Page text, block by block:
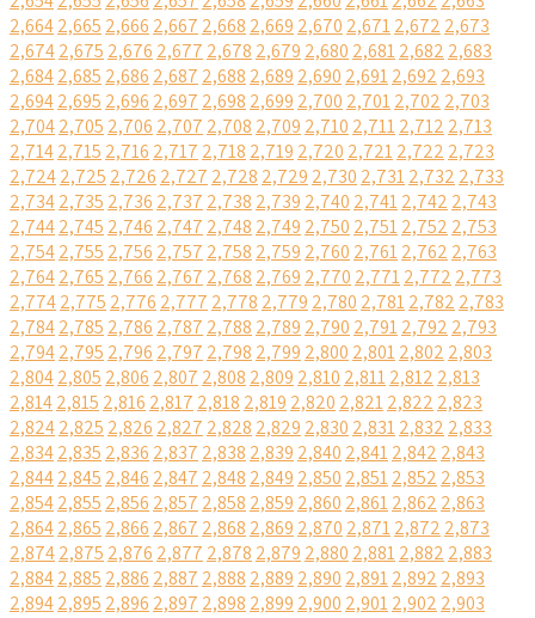
2,6642,665 2,666 2,667 2,668 2,669 2,670 2,6712,672 2,673
2,6742,675 2,676 2,677 2,678 2,679 2,680 2,6812,682 2,683
2,6842,685 2,686 2,687 2,688 2,689 2,690 2,6912,692 2,693
2,6942,695 2,696 2,697 2,698 2,699 2,700 2,7012,702 2,703
2,7042,705 2,706 2,707 2,708 2,709 2,710 2,7112,712 2,713
2,7142,715 2,716 2,717 2,718 2,719 2,720 2,7212,722 2,723
2,7242,725 2,726 2,727 2,728 2,729 2,730 2,7312,732 2,733
2,7342,735 2,736 2,737 2,738 2,739 2,740 2,7412,742 2,743
2,7442,745 2,746 2,747 2,748 2,749 2,750 2,7512,752 2,753
2,7542,755 2,756 2,757 2,758 2,759 2,760 2,7612,762 2,763
2,7642,765 2,766 2,767 2,768 2,769 2,770 2,7712,772 2,773
2,7742,775 2,776 2,777 2,778 2,779 2,780 2,7812,782 2,783
2,7842,785 2,786 2,787 2,788 2,789 2,790 2,7912,792 2,793
2,7942,795 2,796 2,797 2,798 2,799 2,800 2,8012,802 2,803
2,8042,805 2,806 2,807 2,808 2,809 2,810 2,8112,812 2,813
2,8142,815 2,816 2,817 2,818 2,819 2,820 2,8212,822 2,823
2,8242,825 2,826 2,827 2,828 2,829 2,830 2,8312,832 2,833
2,8342,835 2,836 2,837 2,838 2,839 2,840 2,8412,842 2,843
2,8442,845 2,846 2,847 2,848 2,849 2,850 2,8512,852 2,853
2,8542,855 2,856 2,857 2,858 2,859 2,860 2,8612,862 2,863
2,8642,865 2,866 2,867 2,868 2,869 2,870 2,8712,872 2,873
2,8742,875 2,876 2,877 2,878 2,879 2,880 2,8812,882 2,883
2,8842,885 2,886 2,887 2,888 2,889 2,890 2,8912,892 2,893
2,8942,895 2,896 2,897 2,898 2,899 2,900 2,9012,902 2,903